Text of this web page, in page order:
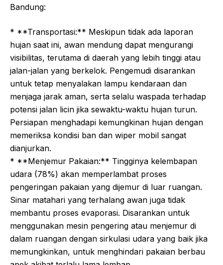
Bandung:
* **Transportasi:** Meskipun tidak ada laporan
hujan saat ini, awan mendung dapat mengurangi
visibilitas, terutama di daerah yang lebih tinggi atau
jalan-jalan yang berkelok. Pengemudi disarankan
untuk tetap menyalakan lampu kendaraan dan
menjaga jarak aman, serta selalu waspada terhadap
potensi jalan licin jika sewaktu-waktu hujan turun.
Persiapan menghadapi kemungkinan hujan dengan
memeriksa kondisi ban dan wiper mobil sangat
dianjurkan.
* **Menjemur Pakaian:** Tingginya kelembapan
udara (78%) akan memperlambat proses
pengeringan pakaian yang dijemur di luar ruangan.
Sinar matahari yang terhalang awan juga tidak
membantu proses evaporasi. Disarankan untuk
menggunakan mesin pengering atau menjemur di
dalam ruangan dengan sirkulasi udara yang baik jika
memungkinkan, untuk menghindari pakaian berbau